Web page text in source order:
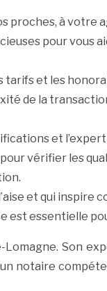
proches, à votre
pour vous
et les
de la
et
vérifier les
et qui
est essentielle
Son
notaire